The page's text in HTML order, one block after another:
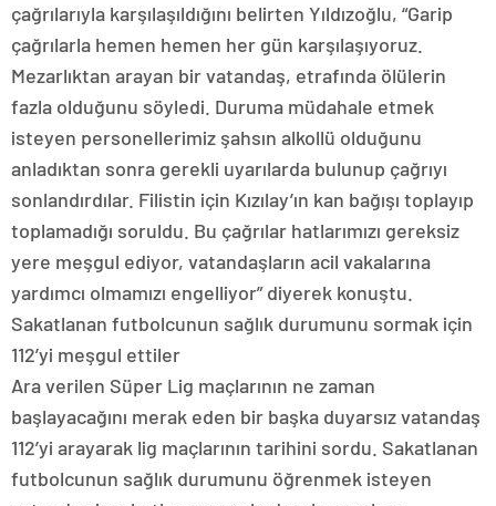
çağrılarıyla karşılaşıldığını belirten Yıldızoğlu, “Garip
çağrılarla hemen hemen her gün karşılaşıyoruz.
Mezarlıktan arayan bir vatandaş, etrafında ölülerin
fazla olduğunu söyledi. Duruma müdahale etmek
isteyen personellerimiz şahsın alkollü olduğunu
anladıktan sonra gerekli uyarılarda bulunup çağrıyı
sonlandırdılar. Filistin için Kızılay’ın kan bağışı toplayıp
toplamadığı soruldu. Bu çağrılar hatlarımızı gereksiz
yere meşgul ediyor, vatandaşların acil vakalarına
yardımcı olmamızı engelliyor” diyerek konuştu.
Sakatlanan futbolcunun sağlık durumunu sormak için
112’yi meşgul ettiler
Ara verilen Süper Lig maçlarının ne zaman
başlayacağını merak eden bir başka duyarsız vatandaş
112’yi arayarak lig maçlarının tarihini sordu. Sakatlanan
futbolcunun sağlık durumunu öğrenmek isteyen